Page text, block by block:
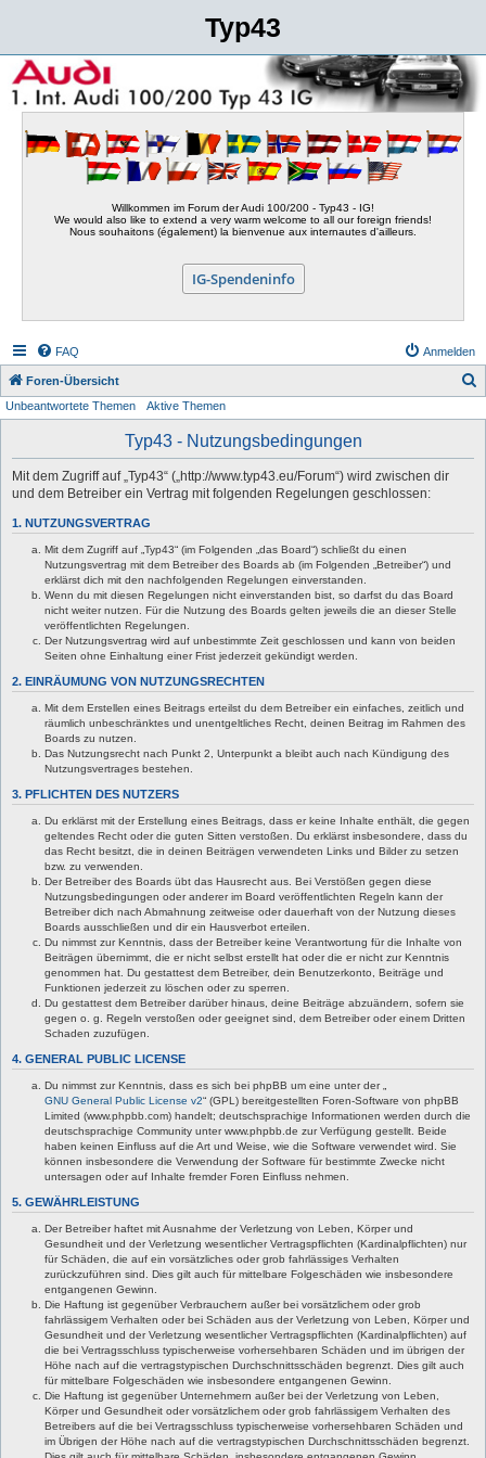
Typ43
Willkommen im Forum der Audi 100/200 - Typ43 - IG!
We would also like to extend a very warm welcome to all our foreign friends!
Nous souhaitons (également) la bienvenue aux internautes d'ailleurs.
IG-Spendeninfo
FAQ Anmelden
Foren-Übersicht
Unbeantwortete Themen Aktive Themen
Typ43 - Nutzungsbedingungen
Mit dem Zugriff auf „Typ43“ („http://www.typ43.eu/Forum“) wird zwischen dir
und dem Betreiber ein Vertrag mit folgenden Regelungen geschlossen:
1. NUTZUNGSVERTRAG
Mit dem Zugriff auf „Typ43“ (im Folgenden „das Board“) schließt du einen
Nutzungsvertrag mit dem Betreiber des Boards ab (im Folgenden „Betreiber“) und
erklärst dich mit den nachfolgenden Regelungen einverstanden.
Wenn du mit diesen Regelungen nicht einverstanden bist, so darfst du das Board
nicht weiter nutzen. Für die Nutzung des Boards gelten jeweils die an dieser Stelle
veröffentlichten Regelungen.
Der Nutzungsvertrag wird auf unbestimmte Zeit geschlossen und kann von beiden
Seiten ohne Einhaltung einer Frist jederzeit gekündigt werden.
2. EINRÄUMUNG VON NUTZUNGSRECHTEN
Mit dem Erstellen eines Beitrags erteilst du dem Betreiber ein einfaches, zeitlich und
räumlich unbeschränktes und unentgeltliches Recht, deinen Beitrag im Rahmen des
Boards zu nutzen.
Das Nutzungsrecht nach Punkt 2, Unterpunkt a bleibt auch nach Kündigung des
Nutzungsvertrages bestehen.
3. PFLICHTEN DES NUTZERS
Du erklärst mit der Erstellung eines Beitrags, dass er keine Inhalte enthält, die gegen
geltendes Recht oder die guten Sitten verstoßen. Du erklärst insbesondere, dass du
das Recht besitzt, die in deinen Beiträgen verwendeten Links und Bilder zu setzen
bzw. zu verwenden.
Der Betreiber des Boards übt das Hausrecht aus. Bei Verstößen gegen diese
Nutzungsbedingungen oder anderer im Board veröffentlichten Regeln kann der
Betreiber dich nach Abmahnung zeitweise oder dauerhaft von der Nutzung dieses
Boards ausschließen und dir ein Hausverbot erteilen.
Du nimmst zur Kenntnis, dass der Betreiber keine Verantwortung für die Inhalte von
Beiträgen übernimmt, die er nicht selbst erstellt hat oder die er nicht zur Kenntnis
genommen hat. Du gestattest dem Betreiber, dein Benutzerkonto, Beiträge und
Funktionen jederzeit zu löschen oder zu sperren.
Du gestattest dem Betreiber darüber hinaus, deine Beiträge abzuändern, sofern sie
gegen o. g. Regeln verstoßen oder geeignet sind, dem Betreiber oder einem Dritten
Schaden zuzufügen.
4. GENERAL PUBLIC LICENSE
Du nimmst zur Kenntnis, dass es sich bei phpBB um eine unter der „
GNU General Public License v2“ (GPL) bereitgestellten Foren-Software von phpBB
Limited (www.phpbb.com) handelt; deutschsprachige Informationen werden durch die
deutschsprachige Community unter www.phpbb.de zur Verfügung gestellt. Beide
haben keinen Einfluss auf die Art und Weise, wie die Software verwendet wird. Sie
können insbesondere die Verwendung der Software für bestimmte Zwecke nicht
untersagen oder auf Inhalte fremder Foren Einfluss nehmen.
5. GEWÄHRLEISTUNG
Der Betreiber haftet mit Ausnahme der Verletzung von Leben, Körper und
Gesundheit und der Verletzung wesentlicher Vertragspflichten (Kardinalpflichten) nur
für Schäden, die auf ein vorsätzliches oder grob fahrlässiges Verhalten
zurückzuführen sind. Dies gilt auch für mittelbare Folgeschäden wie insbesondere
entgangenen Gewinn.
Die Haftung ist gegenüber Verbrauchern außer bei vorsätzlichem oder grob
fahrlässigem Verhalten oder bei Schäden aus der Verletzung von Leben, Körper und
Gesundheit und der Verletzung wesentlicher Vertragspflichten (Kardinalpflichten) auf
die bei Vertragsschluss typischerweise vorhersehbaren Schäden und im übrigen der
Höhe nach auf die vertragstypischen Durchschnittsschäden begrenzt. Dies gilt auch
für mittelbare Folgeschäden wie insbesondere entgangenen Gewinn.
Die Haftung ist gegenüber Unternehmern außer bei der Verletzung von Leben,
Körper und Gesundheit oder vorsätzlichem oder grob fahrlässigem Verhalten des
Betreibers auf die bei Vertragsschluss typischerweise vorhersehbaren Schäden und
im Übrigen der Höhe nach auf die vertragstypischen Durchschnittsschäden begrenzt.